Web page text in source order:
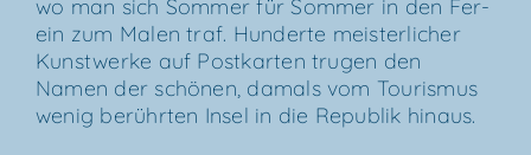
wo man sich Som­mer für Som­mer in den Fer­
ein zum Malen traf. Hun­der­te meis­ter­li­cher
Kunst­wer­ke auf Post­kar­ten tru­gen den
Namen der schö­nen, damals vom Tou­ris­mus
wenig berühr­ten Insel in die Repu­blik hinaus.